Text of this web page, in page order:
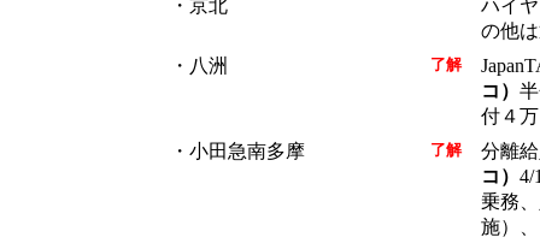
・京北
ハイ
の他
・八洲
了解
コ）
付４
・小田急南多摩
了解
分離
コ） 4/
乗務
施）